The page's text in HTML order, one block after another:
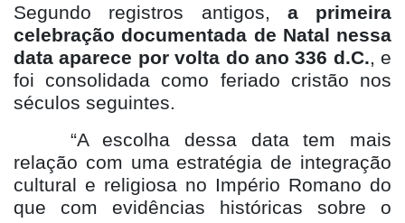
Segundo registros antigos, a primeira
celebração documentada de Natal nessa
data aparece por volta do ano 336 d.C., e
foi consolidada como feriado cristão nos
séculos seguintes.
“A escolha dessa data tem mais
relação com uma estratégia de integração
cultural e religiosa no Império Romano do
que com evidências históricas sobre o